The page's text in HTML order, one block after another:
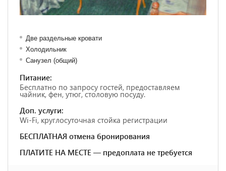
Две раздельные кровати
Холодильник
Санузел (общий)
Питание:
Бесплатно по запросу гостей, предоставляем
чайник, фен, утюг, столовую посуду.
Доп. услуги:
Wi-Fi, круглосуточная стойка регистрации
БЕСПЛАТНАЯ отмена бронирования
ПЛАТИТЕ НА МЕСТЕ — предоплата не требуется